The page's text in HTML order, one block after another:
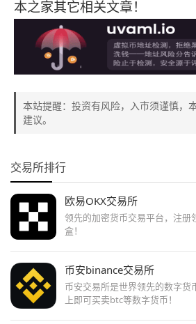
本之家其它相关文章！
本站提醒：投资有风险，入市须谨慎，
建议。
交易所排行
欧易OKX交易所
领先的加密货币交易平台，注册
盒！
币安binance交易所
币安交易所是世界领先的数字货
上即可买卖btc等数字货币！